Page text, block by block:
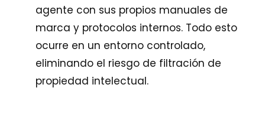
agente con sus propios manuales de
marca y protocolos internos. Todo esto
ocurre en un entorno controlado,
eliminando el riesgo de filtración de
propiedad intelectual.